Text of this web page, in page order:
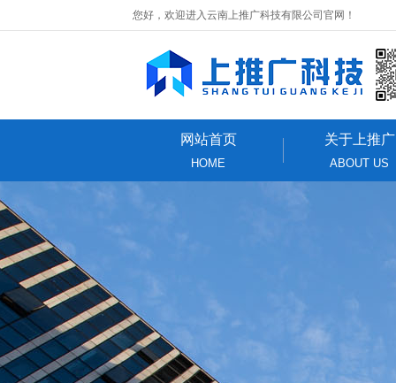
您好，欢迎进入云南上推广科技有限公司官网！
网站首页
HOME
关于上推广
ABOUT US